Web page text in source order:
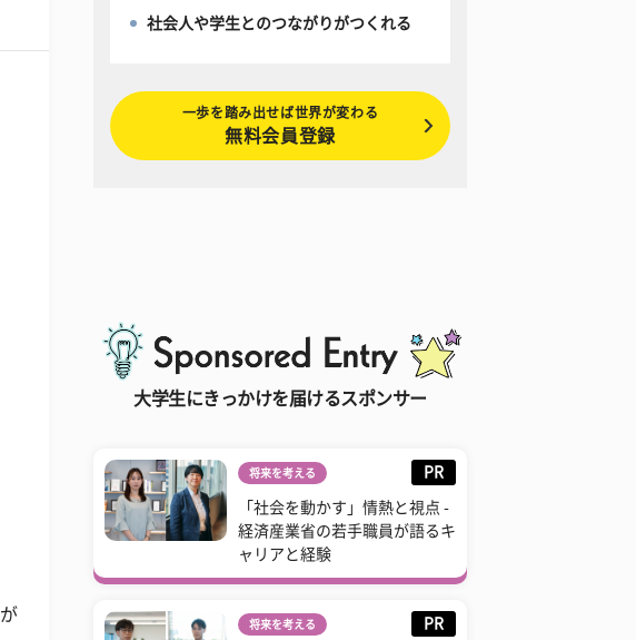
社会人や学生とのつながりがつくれる
一歩を踏み出せば世界が変わる
無料会員登録
大学生にきっかけを届けるスポンサー
将来を考える PR
「社会を動かす」情熱と視点 -
経済産業省の若手職員が語るキ
ャリアと経験
将来を考える PR